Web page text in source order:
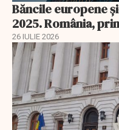
Băncile europene
2025. România,
26 IULIE 2026